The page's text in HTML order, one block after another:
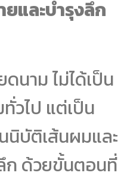
และบำรุงลึก
ดนาม ไม่ได้เป็น
วไป แต่เป็น
นิบัติเส้นผมและ
ก ด้วยขั้นตอนที่